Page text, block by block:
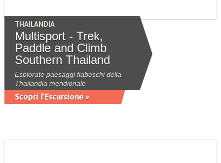
THAILANDIA
Multisport - Trek,
Paddle and Climb
Southern Thailand
Esplorate paesaggi fiabeschi della
Thailandia meridionale
Scopri l'Escursione »